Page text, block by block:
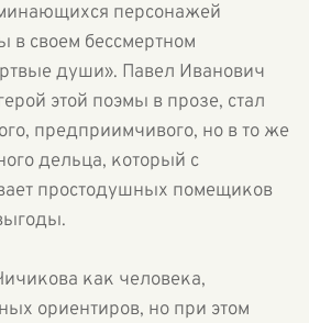
персонажей
в своем бессмертном
души». Павел Иванович
этой поэмы в прозе, стал
предприимчивого, но в то же
дельца, который с
простодушных помещиков
как человека,
ориентиров, но при этом